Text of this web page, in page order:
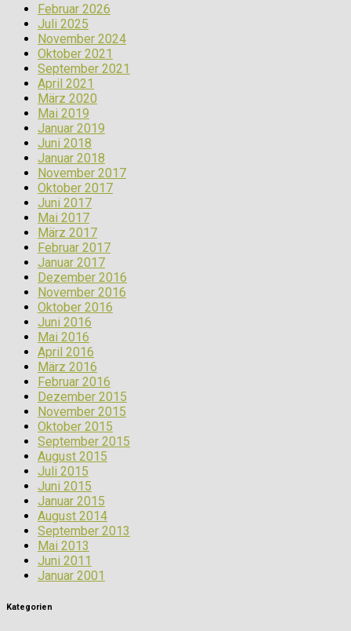
Februar 2026
Juli 2025
November 2024
Oktober 2021
September 2021
April 2021
März 2020
Mai 2019
Januar 2019
Juni 2018
Januar 2018
November 2017
Oktober 2017
Juni 2017
Mai 2017
März 2017
Februar 2017
Januar 2017
Dezember 2016
November 2016
Oktober 2016
Juni 2016
Mai 2016
April 2016
März 2016
Februar 2016
Dezember 2015
November 2015
Oktober 2015
September 2015
August 2015
Juli 2015
Juni 2015
Januar 2015
August 2014
September 2013
Mai 2013
Juni 2011
Januar 2001
Kategorien